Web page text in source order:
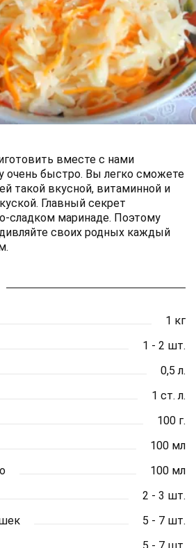
вместе с нами
очень быстро. Вы легко сможете
такой вкусной, витаминной и
Главный секрет
сладком маринаде. Поэтому
своих родных каждый
1 кг
1 - 2 шт.
0,5 л.
1 ст. л.
100 г.
100 мл
100 мл
2 - 3 шт.
5 - 7 шт.
5 - 7 шт.